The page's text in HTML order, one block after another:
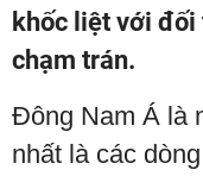
khốc liệt với đối
chạm trán.
Đông Nam Á là
nhất là các